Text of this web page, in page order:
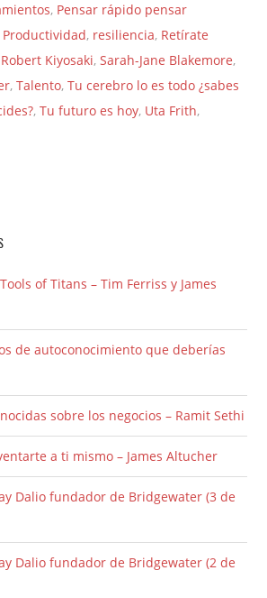
, Pensar rápido pensar
Productividad, resiliencia, Retírate
Robert Kiyosaki,Sarah-Jane Blakemore,
,Talento,Tu cerebro lo es todo ¿sabes
,Tu futuro es hoy, Uta Frith,
of Titans – Tim Ferriss y James
de autoconocimiento que deberías
sobre los negocios – Ramit Sethi
a ti mismo – James Altucher
Dalio fundador de Bridgewater (3 de
Dalio fundador de Bridgewater (2 de